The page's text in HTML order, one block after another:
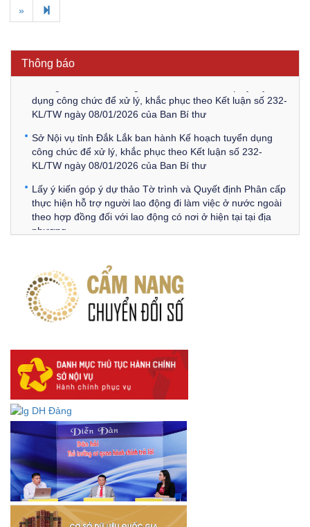
»
Thông báo
chức tỉnh Đắk Lắk năm 2026
KL/TW ngày 08/01/2026 của Ban Bí thư
dụng công chức để xử lý, khắc phục theo Kết luận số 232-
KL/TW ngày 08/01/2026 của Ban Bí thư
Sở Nội vụ tỉnh Đắk Lắk ban hành Kế hoạch tuyển dụng
công chức để xử lý, khắc phục theo Kết luận số 232-
KL/TW ngày 08/01/2026 của Ban Bí thư
Lấy ý kiến góp ý dự thảo Tờ trình và Quyết định Phân cấp
thực hiện hỗ trợ người lao động đi làm việc ở nước ngoài
theo hợp đồng đối với lao động có nơi ở hiện tại tại địa
phương
địa bàn tỉnh Đắk Lắk theo trình tự, thủ tục rút gọn trong
xây dựng, ban hành văn bản quy phạm pháp luật
Góp ý dự thảo Thông tư quy định nghiệp vụ lưu trữ tài liệu
DANH SÁCH HỒ SƠ CÁN BỘ ĐI B TỈNH ĐĂK LẮK -
Lấy ý kiến dự thảo Quyết định quy phạm pháp luật quy
định về thành lập, tổ chức và hoạt động của tổ chức phối
hợp liên ngành
Thông báo về việc tải biểu mẫu báo cáo kết quả 06 năm
thực hiện Nghị quyết số 18-NQ/TW và Nghị quyết số 19-
NQ/TW
Thư chúc mừng của Bộ trưởng Bộ Nội vụ nhân dịp kỷ
niệm 78 năm Ngày thành lập Bộ Nội vụ, Ngày truyền
thống ngành Tổ chức nhà nước (28/8/1945-28/8/2023)